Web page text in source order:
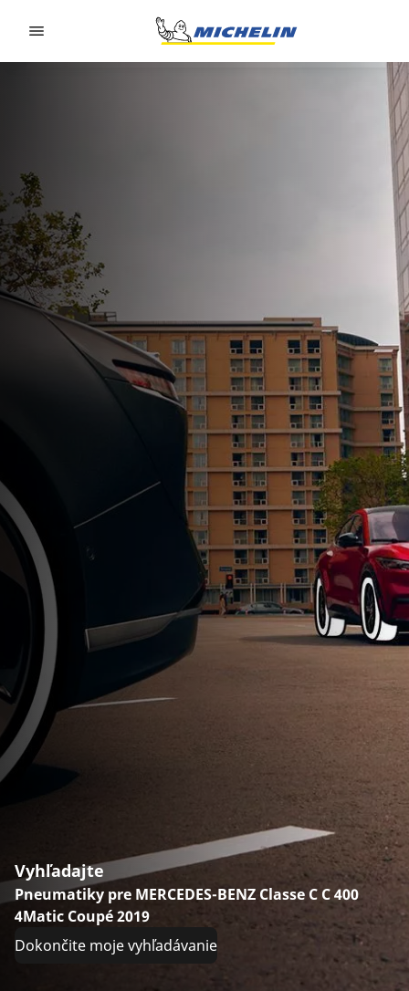
Vyhľadajte
Pneumatiky pre MERCEDES-BENZ Classe C C 400
4Matic Coupé 2019
Dokončite moje vyhľadávanie